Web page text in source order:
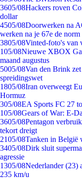
3605/08Hackers roven
dollar
4505/08Doorwerken na
werken na je 67e de
3805/08Vinted-foto's van
105/08Nieuwe XBOX
maand augustus
5005/08Van den Brink
spreidingswet
1805/08Iran overweegt
Hormuz
305/08EA Sports FC 27
105/08Gears of War: E-
3605/08Pentagon
tekort dreigt
2105/08Tanken in België
3405/08Dirk sluit
agressie
1305/08Nederlander (23)
235 km/u